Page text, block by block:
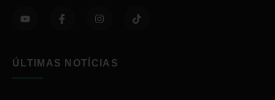
ÚLTIMAS NOTÍCIAS